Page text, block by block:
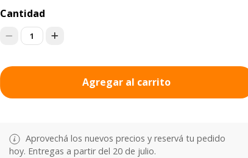
Cantidad
1
Agregar al carrito
Aprovechá los nuevos precios y reservá tu pedido
hoy. Entregas a partir del 20 de julio.